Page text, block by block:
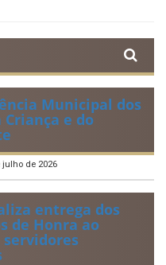
Municipal dos
e do
julho de 2026
entrega dos
de Honra ao